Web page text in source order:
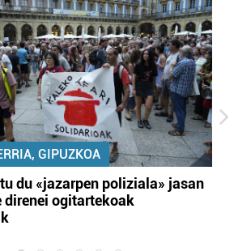
GIPUZKOA
du «jazarpen poliziala» jasan
direnei ogitartekoak